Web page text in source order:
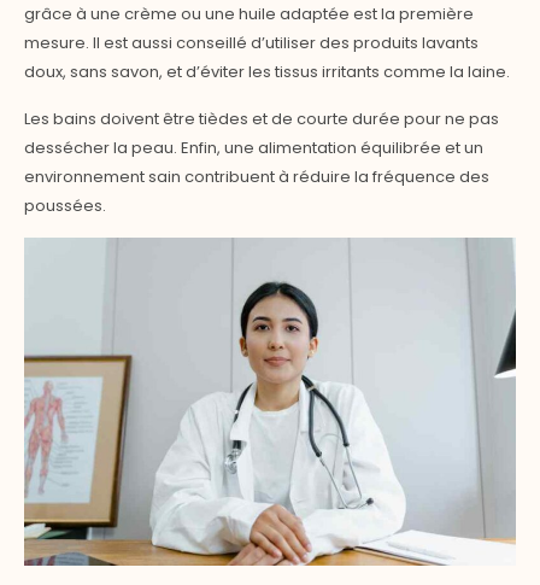
grâce à une crème ou une huile adaptée est la première
mesure. Il est aussi conseillé d’utiliser des produits lavants
doux, sans savon, et d’éviter les tissus irritants comme la laine.
Les bains doivent être tièdes et de courte durée pour ne pas
dessécher la peau. Enfin, une alimentation équilibrée et un
environnement sain contribuent à réduire la fréquence des
poussées.